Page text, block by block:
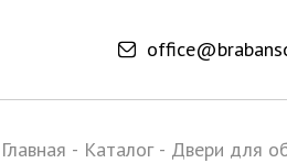
Главная - Каталог - Двери для